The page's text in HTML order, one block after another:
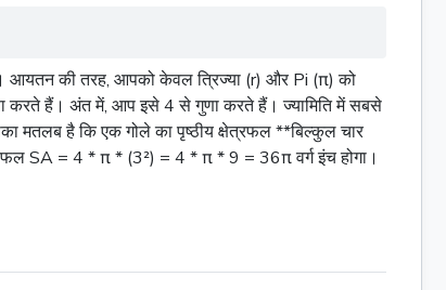
आयतन की तरह, आपको केवल त्रिज्या (r) और Pi (π) को
करते हैं। अंत में, आप इसे 4 से गुणा करते हैं। ज्यामिति में सबसे
मतलब है कि एक गोले का पृष्ठीय क्षेत्रफल **बिल्कुल चार
SA = 4 * π * (3²) = 4 * π * 9 = 36πवर्गइंच होगा।